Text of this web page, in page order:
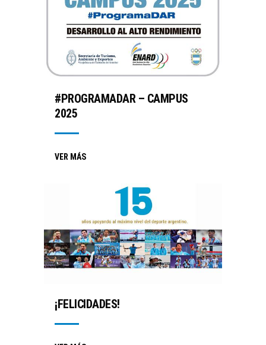
#PROGRAMADAR – CAMPUS
2025
VER MÁS
¡FELICIDADES!